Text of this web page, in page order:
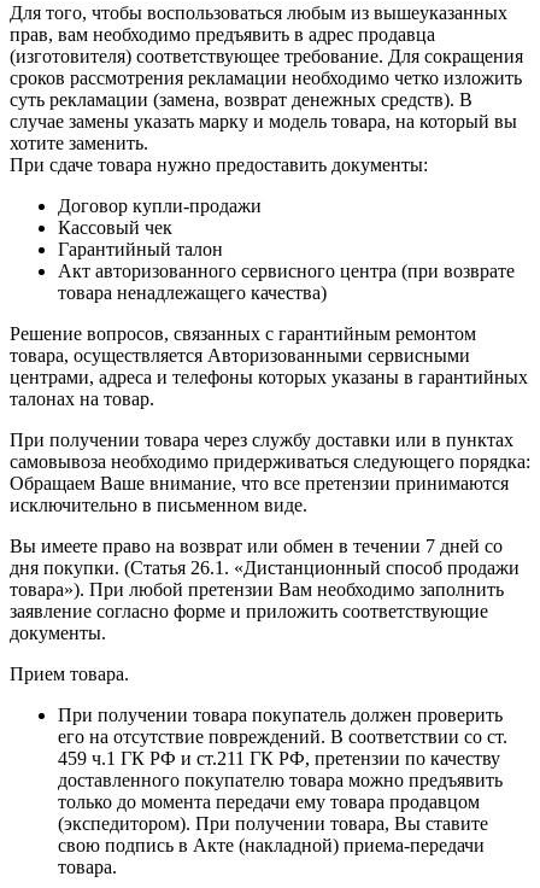
Для того, чтобы воспользоваться любым из вышеуказанных
прав, вам необходимо предъявить в адрес продавца
(изготовителя) соответствующее требование. Для сокращения
сроков рассмотрения рекламации необходимо четко изложить
суть рекламации (замена, возврат денежных средств). В
случае замены указать марку и модель товара, на который вы
хотите заменить.
При сдаче товара нужно предоставить документы:
Договор купли-продажи
Кассовый чек
Гарантийный талон
Акт авторизованного сервисного центра (при возврате
товара ненадлежащего качества)
Решение вопросов, связанных с гарантийным ремонтом
товара, осуществляется Авторизованными сервисными
центрами, адреса и телефоны которых указаны в гарантийных
талонах на товар.
При получении товара через службу доставки или в пунктах
самовывоза необходимо придерживаться следующего порядка:
Обращаем Ваше внимание, что все претензии принимаются
исключительно в письменном виде.
Вы имеете право на возврат или обмен в течении 7 дней со
дня покупки. (Статья 26.1. «Дистанционный способ продажи
товара»). При любой претензии Вам необходимо заполнить
заявление согласно форме и приложить соответствующие
документы.
Прием товара.
При получении товара покупатель должен проверить
его на отсутствие повреждений. В соответствии со ст.
459 ч.1 ГК РФ и ст.211 ГК РФ, претензии по качеству
доставленного покупателю товара можно предъявить
только до момента передачи ему товара продавцом
(экспедитором). При получении товара, Вы ставите
свою подпись в Акте (накладной) приема-передачи
товара.